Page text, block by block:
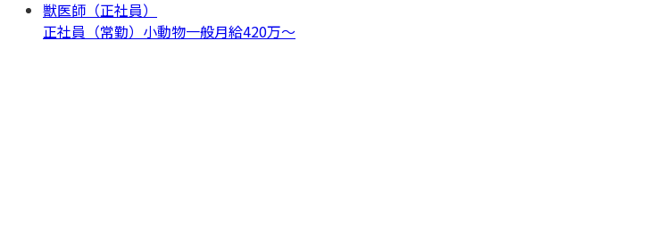
獣医師（正社員）
正社員（常勤） 小動物一般月給420万〜